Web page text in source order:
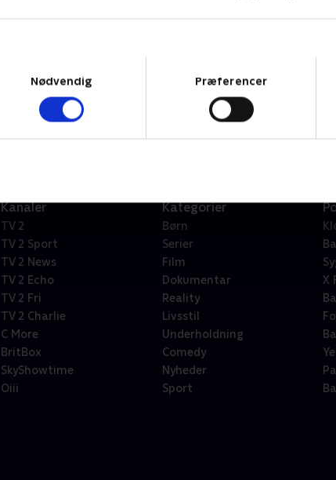
Nødvendig
Præferencer
Star Wars: Visions
Serier • 1 sæsoner
Kanaler
TV 2
TV 2 Sport
TV 2 News
TV 2 Echo
TV 2 Fri
TV 2 Charlie
C More
BritBox
SkyShowtime
Oiii
Kategorier
Børn
Serier
Film
Dokumentar
Reality
Livsstil
Underholdning
Comedy
Nyheder
Sport
X